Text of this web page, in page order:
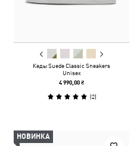
Кеды Suede Classic Sneakers
Unisex
4 990,00 ₴
(2)
НОВИНКА